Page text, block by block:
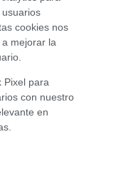
cookies nos
mejorar la
Pixel para
con nuestro
en